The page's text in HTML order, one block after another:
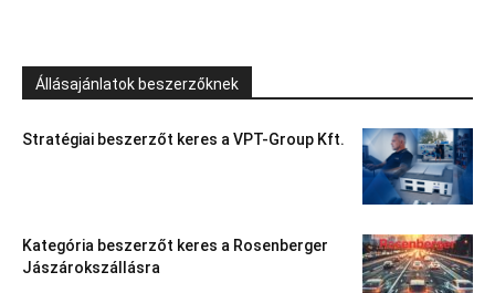
Állásajánlatok beszerzőknek
Stratégiai beszerzőt keres a VPT-Group Kft.
Kategória beszerzőt keres a Rosenberger
Jászárokszállásra